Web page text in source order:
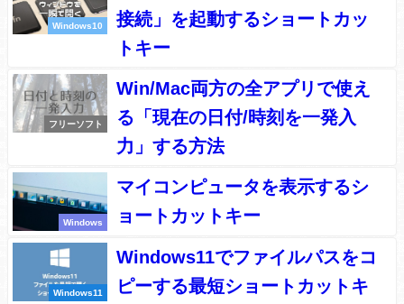
Windows10
接続」を起動するショートカッ
トキー
フリーソフト
Win/Mac両方の全アプリで使え
る「現在の日付/時刻を一発入
力」する方法
Windows
マイコンピュータを表示するシ
ョートカットキー
Windows11
Windows11でファイルパスをコ
ピーする最短ショートカットキ